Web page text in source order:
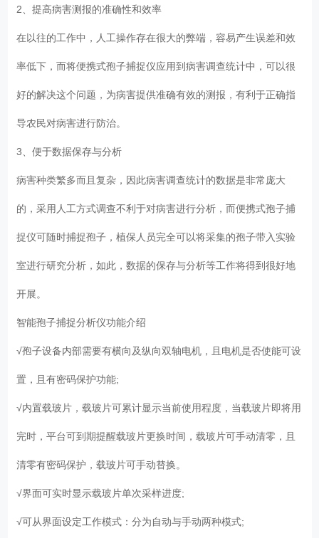
2、提高病害测报的准确性和效率
在以往的工作中，人工操作存在很大的弊端，容易产生误差和效
率低下，而将便携式孢子捕捉仪应用到病害调查统计中，可以很
好的解决这个问题，为病害提供准确有效的测报，有利于正确指
导农民对病害进行防治。
3、便于数据保存与分析
病害种类繁多而且复杂，因此病害调查统计的数据是非常庞大
的，采用人工方式调查不利于对病害进行分析，而便携式孢子捕
捉仪可随时捕捉孢子，植保人员完全可以将采集的孢子带入实验
室进行研究分析，如此，数据的保存与分析等工作将得到很好地
开展。
智能孢子捕捉分析仪功能介绍
√孢子设备内部需要有横向及纵向双轴电机，且电机是否使能可设
置，且有密码保护功能;
√内置载玻片，载玻片可累计显示当前使用程度，当载玻片即将用
完时，平台可到期提醒载玻片更换时间，载玻片可手动清零，且
清零有密码保护，载玻片可手动替换。
√界面可实时显示载玻片单次采样进度;
√可从界面设定工作模式：分为自动与手动两种模式;